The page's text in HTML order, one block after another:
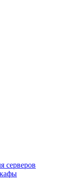
серверов